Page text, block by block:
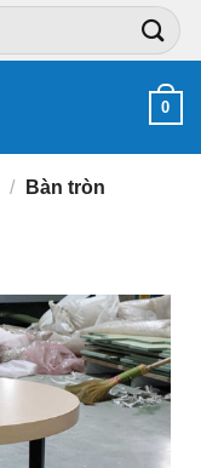
0
/
Bàn tròn